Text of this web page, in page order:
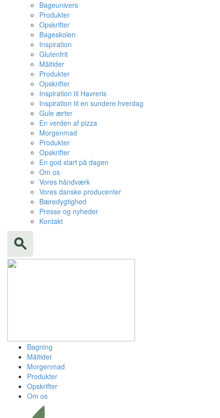
Bageunivers
Produkter
Opskrifter
Bageskolen
Inspiration
Glutenfrit
Måltider
Produkter
Opskrifter
Inspiration til Havreris
Inspiration til en sundere hverdag
Gule ærter
En verden af pizza
Morgenmad
Produkter
Opskrifter
En god start på dagen
Om os
Vores håndværk
Vores danske producenter
Bæredygtighed
Presse og nyheder
Kontakt
Bagning
Måltider
Morgenmad
Produkter
Opskrifter
Om os